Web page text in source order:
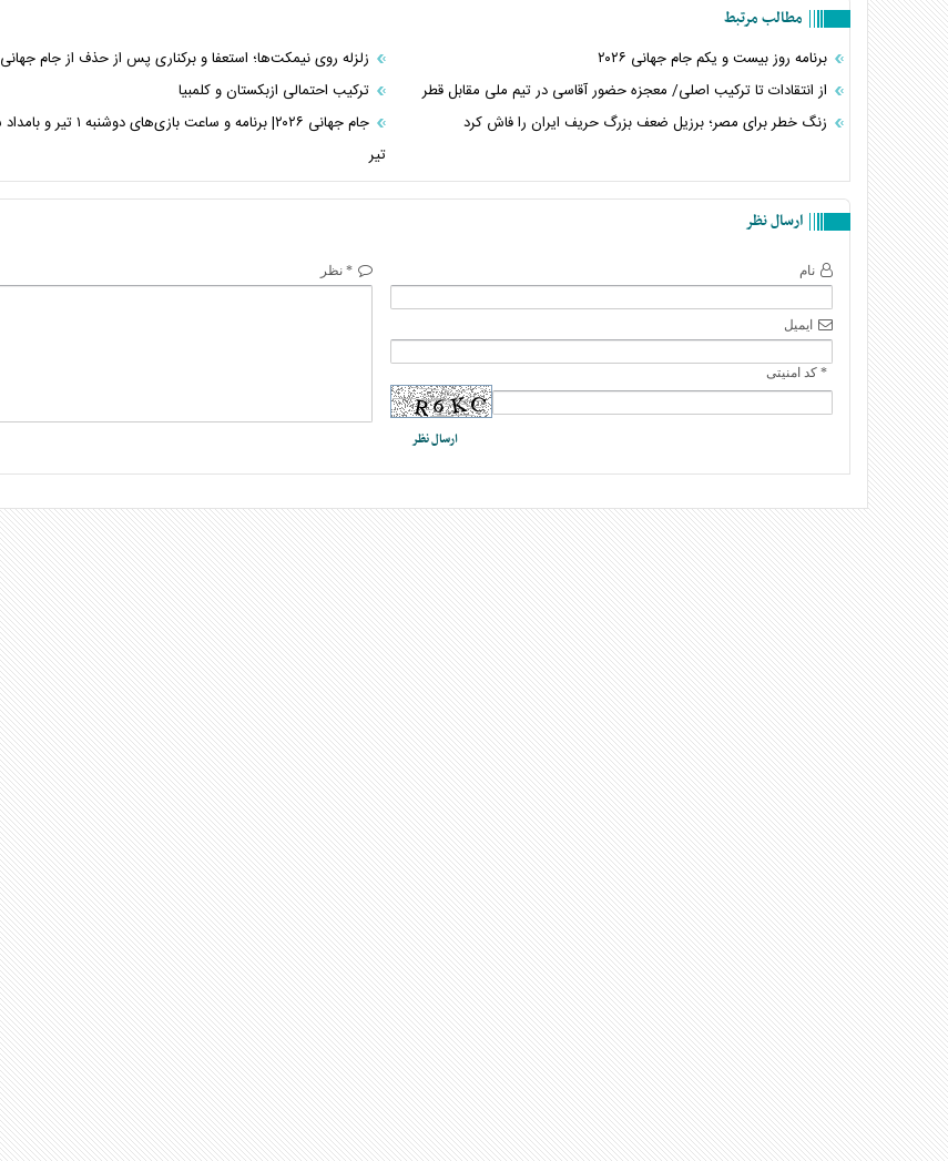
مطالب مرتبط
برنامه روز بیست و یکم جام جهانی ۲۰۲۶
زلزله روی نیمکت‌ها؛ استعفا و برکناری پس از حذف از جام جهانی
از انتقادات تا ترکیب اصلی/ معجزه حضور آقاسی در تیم ملی مقابل قطر
ترکیب احتمالی ازبکستان و کلمبیا
زنگ خطر برای مصر؛ برزیل ضعف بزرگ حریف ایران را فاش کرد
تیر
ارسال نظر
نام
ایمیل
* کد امنیتی
* نظر